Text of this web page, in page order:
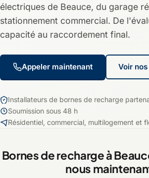
électriques de Beauce, du garage
stationnement commercial. De
capacité au raccordement final.
Appeler maintenant Voir
Installateurs de bornes de recharge
Soumission sous 48 h
Résidentiel, commercial, multilogement et
Bornes de recharge à
nous